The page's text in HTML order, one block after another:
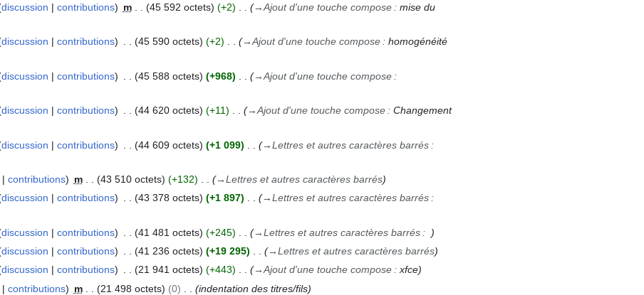
discussion contributions m 45 592 octets +2 →Ajout d'une touche compose: mise du
discussion contributions 45 590 octets +2 →Ajout d'une touche compose: homogénéité
discussion contributions 45 588 octets +968 →Ajout d'une touche compose:
discussion contributions 44 620 octets +11 →Ajout d'une touche compose: Changement
discussion contributions 44 609 octets +1 099 →Lettres et autres caractères barrés:
contributions m 43 510 octets +132 →Lettres et autres caractères barrés
discussion contributions 43 378 octets +1 897 →Lettres et autres caractères barrés:
discussion contributions 41 481 octets +245 →Lettres et autres caractères barrés:
discussion contributions 41 236 octets +19 295 →Lettres et autres caractères barrés
discussion contributions 21 941 octets +443 →Ajout d'une touche compose:xfce
contributions m 21 498 octets 0
indentation des titres/fils